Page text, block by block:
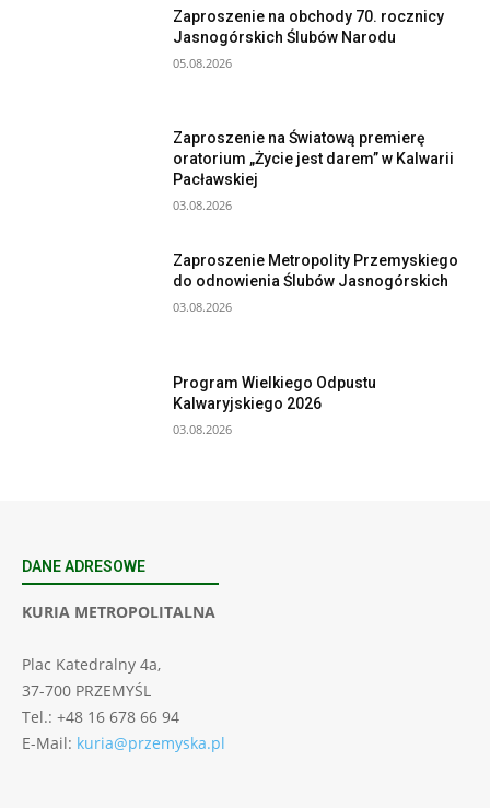
Zaproszenie na obchody 70. rocznicy
Jasnogórskich Ślubów Narodu
05.08.2026
Zaproszenie na Światową premierę
oratorium „Życie jest darem” w Kalwarii
Pacławskiej
03.08.2026
Zaproszenie Metropolity Przemyskiego
do odnowienia Ślubów Jasnogórskich
03.08.2026
Program Wielkiego Odpustu
Kalwaryjskiego 2026
03.08.2026
DANE ADRESOWE
KURIA METROPOLITALNA
Plac Katedralny 4a,
37-700 PRZEMYŚL
Tel.: +48 16 678 66 94
E-Mail: kuria@przemyska.pl